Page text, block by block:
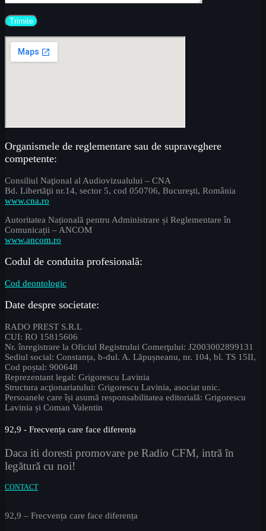
Organismele de reglementare sau de supraveghere
competente:
Consiliul Naţional al Audiovizualului – CNA
Bd. Libertăţii nr.14, sector 5, cod 050706, Bucureşti, România
www.cna.ro
Autoritatea Națională pentru Administrare și Reglementare în
Comunicații – ANCOM
www.ancom.ro
Codul de conduita profesională:
Cod deontologic
Date despre societate:
RADO PREST S.R.L
CUI: RO 15815606
Nr. înregistrare la Oficiul Registrului Comerţului: J2003002899131
Sediul social: Constanța, b-dul. A. Lăpușneanu, nr. 104, bl. TS 15II,
Cod poștal: 900648
Reprezentant legal: Grigorescu Lavinia
Structura acţionariatului: Grigorescu Lavinia, asociat unic.
Persoanele care își asumă responsabilitatea editorială: Grigorescu
Lavinia și Coman Valentin
92,9 - Frecvența care face diferența
Daca iti doresti promovare pe Radio CFM, intră în
legătură cu noi!
CONTACT
92,9 – Frecvența care face diferența